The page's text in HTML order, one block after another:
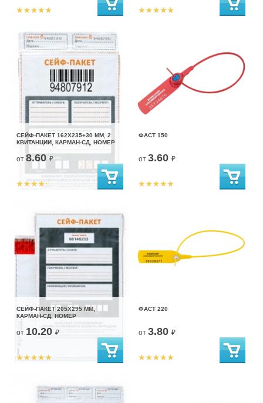
СЕЙФ-ПАКЕТ 162Х235+30 ММ, 2
КВИТАНЦИИ, КАРМАН-СД, НОМЕР
от 8.60 ₽
ФАСТ 150
от 3.60 ₽
СЕЙФ-ПАКЕТ 205Х295 ММ,
КАРМАН-СД, НОМЕР
от 10.20 ₽
ФАСТ 220
от 3.80 ₽